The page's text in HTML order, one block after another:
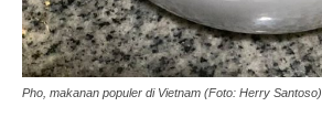
Pho, makanan populer di Vietnam (Foto: Herry Santoso)